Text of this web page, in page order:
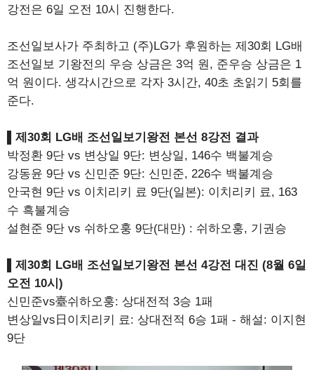
강전은 6일 오전 10시 진행한다.
조선일보사가 주최하고 (주)LG가 후원하는 제30회 LG배
조선일보 기왕전의 우승 상금은 3억 원, 준우승 상금은 1
억 원이다. 생각시간으로 각자 3시간, 40초 초읽기 5회를
준다.
▌제30회 LG배 조선일보기왕전 본선 8강전 결과
박정환 9단 vs 변상일 9단: 변상일, 146수 백불계승
강동윤 9단 vs 신민준 9단: 신민준, 226수 백불계승
안국현 9단 vs 이치리키 료 9단(일본): 이치리키 료, 163
수 흑불계승
설현준 9단 vs 쉬하오훙 9단(대만) : 쉬하오훙, 기권승
▌제30회 LG배 조선일보기왕전 본선 4강전 대진 (8월 6일
오전 10시)
신민준vs臺쉬하오훙: 상대전적 3승 1패
변상일vs日이치리키 료: 상대전적 6승 1패 - 해설: 이지현
9단